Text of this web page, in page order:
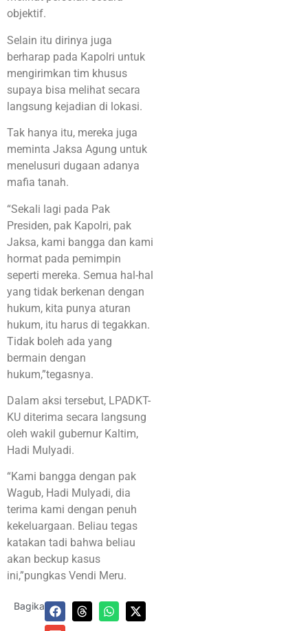
objektif.
Selain itu dirinya juga
berharap pada Kapolri untuk
mengirimkan tim khusus
supaya bisa melihat secara
langsung kejadian di lokasi.
Tak hanya itu, mereka juga
meminta Jaksa Agung untuk
menelusuri dugaan adanya
mafia tanah.
“Sekali lagi pada Pak
Presiden, pak Kapolri, pak
Jaksa, kami bangga dan kami
hormat pada pemimpin
seperti mereka. Semua hal-hal
yang tidak berkenan dengan
hukum, kita punya aturan
hukum, itu harus di tegakkan.
Tidak boleh ada yang
bermain dengan
hukum,”tegasnya.
Dalam aksi tersebut, LPADKT-
KU diterima secara langsung
oleh wakil gubernur Kaltim,
Hadi Mulyadi.
“Kami bangga dengan pak
Wagub, Hadi Mulyadi, dia
terima kami dengan penuh
kekeluargaan. Beliau tegas
katakan tadi bahwa beliau
akan beckup kasus
ini,”pungkas Vendi Meru.
Bagikan: